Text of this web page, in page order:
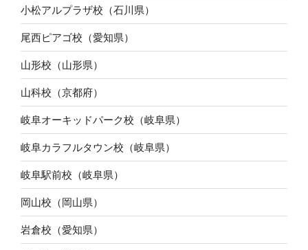
小松アルプラザ校（石川県）
尾西ピアゴ校（愛知県）
山形校（山形県）
山科校（京都府）
岐阜オーキッドパーク校（岐阜県）
岐阜カラフルタウン校（岐阜県）
岐阜駅前校（岐阜県）
岡山校（岡山県）
岩倉校（愛知県）